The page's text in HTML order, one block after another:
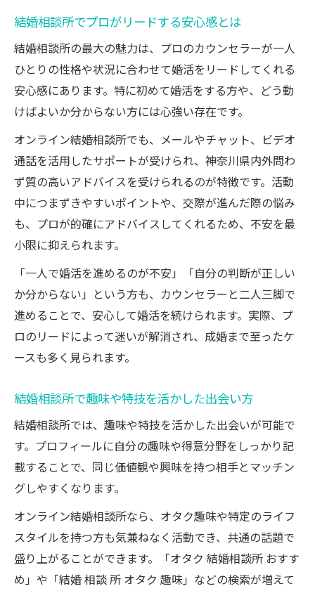
結婚相談所でプロがリードする安心感とは
結婚相談所の最大の魅力は、プロのカウンセラーが一人
ひとりの性格や状況に合わせて婚活をリードしてくれる
安心感にあります。特に初めて婚活をする方や、どう動
けばよいか分からない方には心強い存在です。
オンライン結婚相談所でも、メールやチャット、ビデオ
通話を活用したサポートが受けられ、神奈川県内外問わ
ず質の高いアドバイスを受けられるのが特徴です。活動
中につまずきやすいポイントや、交際が進んだ際の悩み
も、プロが的確にアドバイスしてくれるため、不安を最
小限に抑えられます。
「一人で婚活を進めるのが不安」「自分の判断が正しい
か分からない」という方も、カウンセラーと二人三脚で
進めることで、安心して婚活を続けられます。実際、プ
ロのリードによって迷いが解消され、成婚まで至ったケ
ースも多く見られます。
結婚相談所で趣味や特技を活かした出会い方
結婚相談所では、趣味や特技を活かした出会いが可能で
す。プロフィールに自分の趣味や得意分野をしっかり記
載することで、同じ価値観や興味を持つ相手とマッチン
グしやすくなります。
オンライン結婚相談所なら、オタク趣味や特定のライフ
スタイルを持つ方も気兼ねなく活動でき、共通の話題で
盛り上がることができます。「オタク 結婚相談所 おすす
め」や「結婚 相談 所 オタク 趣味」などの検索が増えて